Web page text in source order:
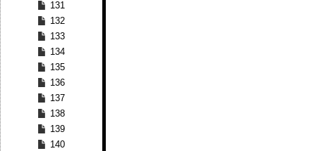
131
132
133
134
135
136
137
138
139
140